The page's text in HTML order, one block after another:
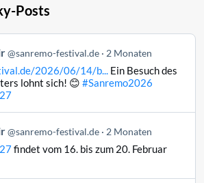
Posts
@sanremo-festival.de 2 Monaten
2026/06/14/b...Ein Besuch des
lohnt sich! 😊 #Sanremo2026
@sanremo-festival.de 2 Monaten
findet vom 16. bis zum 20. Februar